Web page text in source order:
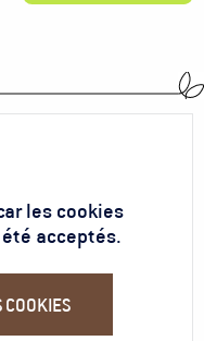
les cookies
acceptés.
COOKIES